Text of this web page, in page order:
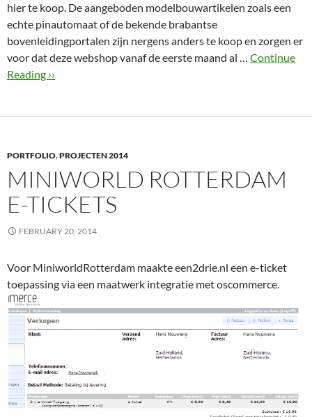
hier te koop. De aangeboden modelbouwartikelen zoals een
echte pinautomaat of de bekende brabantse
bovenleidingportalen zijn nergens anders te koop en zorgen er
voor dat deze webshop vanaf de eerste maand al … Continue
Reading ››
PORTFOLIO,PROJECTEN 2014
MINIWORLD ROTTERDAM
E-TICKETS
FEBRUARY 20, 2014
Voor MiniworldRotterdam maakte een2drie.nl een e-ticket
toepassing via een maatwerk integratie met oscommerce.